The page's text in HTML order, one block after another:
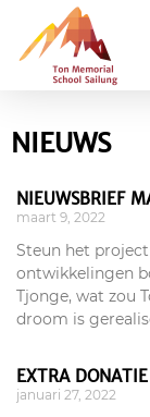
NIEUWS
NIEUWSBRIEF
maart 9, 2022
Steun het
ontwikkelingen
Tjonge, wat zou
droom is
EXTRA
januari 27, 2022